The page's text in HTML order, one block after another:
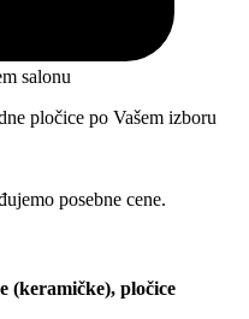
salonu
pločice po Vašem izboru
posebne cene.
(keramičke), pločice